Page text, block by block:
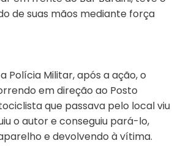
de suas mãos mediante força
Polícia Militar, após a ação, o
em direção ao Posto
que passava pelo local viu
o autor e conseguiu pará-lo,
e devolvendo à vítima.